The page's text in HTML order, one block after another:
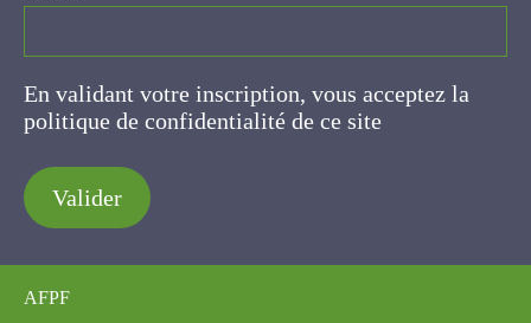
En validant votre inscription, vous acceptez la
politique de confidentialité de ce site
Valider
AFPF